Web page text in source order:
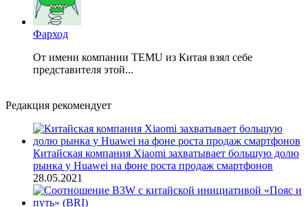
Фарход
От имени компании TEMU из Китая взял себе
представителя этой...
Редакция рекомендует
Китайская компания Xiaomi захватывает большую долю
рынка у Huawei на фоне роста продаж смартфонов
28.05.2021